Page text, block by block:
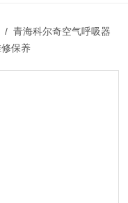
海科尔奇空气呼吸器
保养